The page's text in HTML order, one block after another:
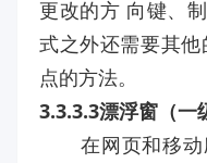
更改的方 向键、
式之外还需要其
点的方法。
3.3.3.3漂浮窗（一
在网页和移动